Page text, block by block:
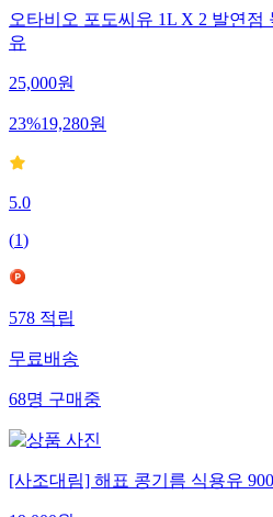
오타비오 포도씨유 1L X 2 발연점
유
25,000원
23%19,280원
5.0
(1)
578적립
무료배송
68명구매중
[사조대림] 해표 콩기름 식용유